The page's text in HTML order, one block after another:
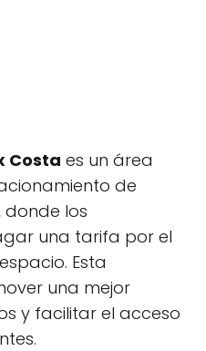
Costa es un área
de
donde los
una tarifa por el
Esta
una mejor
y facilitar el acceso